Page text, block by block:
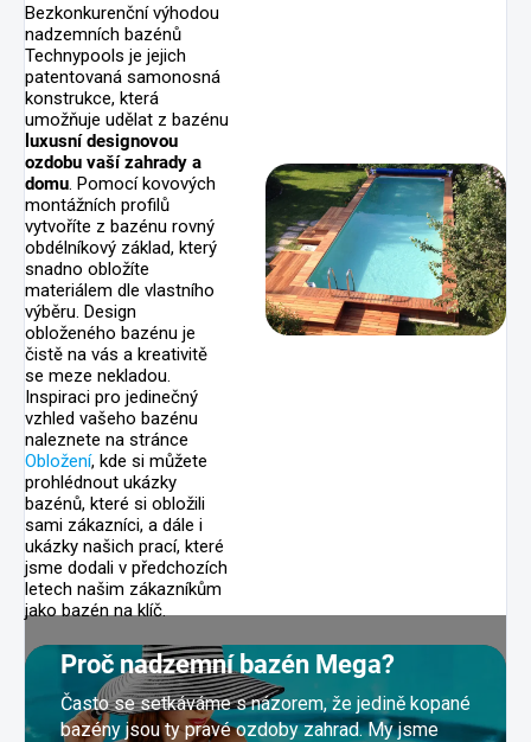
Bezkonkurenční výhodou
nadzemních bazénů
Technypools je jejich
patentovaná samonosná
konstrukce, která
umožňuje udělat z bazénu
luxusní designovou
ozdobu vaší zahrady a
domu. Pomocí kovových
montážních profilů
vytvoříte z bazénu rovný
obdélníkový základ, který
snadno obložíte
materiálem dle vlastního
výběru. Design
obloženého bazénu je
čistě na vás a kreativitě
se meze nekladou.
Inspiraci pro jedinečný
vzhled vašeho bazénu
naleznete na stránce
Obložení, kde si můžete
prohlédnout ukázky
bazénů, které si obložili
sami zákazníci, a dále i
ukázky našich prací, které
jsme dodali v předchozích
letech našim zákazníkům
jako bazén na klíč.
Proč nadzemní bazén Mega?
Často se setkáváme s názorem, že jedině kopané
bazény jsou ty pravé ozdoby zahrad. My jsme